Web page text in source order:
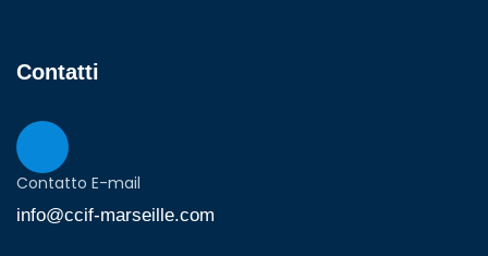
Contatti
Contatto E-mail
info@ccif-marseille.com